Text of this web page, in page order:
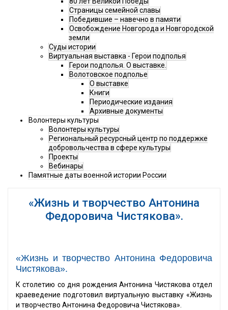
Страницы семейной славы
Победившие – навечно в памяти
Освобождение Новгорода и Новгородской
земли
Суды истории
Виртуальная выставка - Герои подполья
Герои подполья. О выставке.
Волотовское подполье
О выставке
Книги
Периодические издания
Архивные документы
Волонтеры культуры
Волонтеры культуры
Региональный ресурсный центр по поддержке
добровольчества в сфере культуры
Проекты
Вебинары
Памятные даты военной истории России
«Жизнь и творчество Антонина
Федоровича Чистякова».
«Жизнь и творчество Антонина Федоровича
Чистякова».
К столетию со дня рождения Антонина Чистякова отдел
краеведение подготовил виртуальную выставку «Жизнь
и творчество Антонина Федоровича Чистякова».